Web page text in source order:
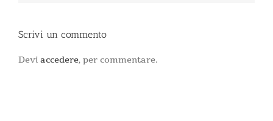
Scrivi un commento
Devi accedere, per commentare.